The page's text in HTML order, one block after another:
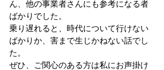
ん、他の事業者さんにも参考になる者
ばかりでした。
乗り遅れると、時代について行けない
ばかりか、害まで生じかねない話でし
た。
ぜひ、ご関心のある方は私にお声掛け